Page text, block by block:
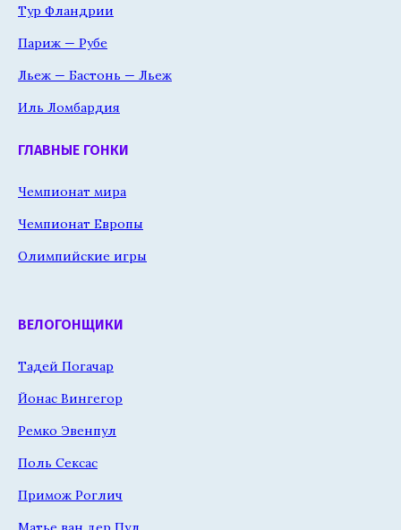
Тур Фландрии
Париж — Рубе
Льеж — Бастонь — Льеж
Иль Ломбардия
ГЛАВНЫЕ ГОНКИ
Чемпионат мира
Чемпионат Европы
Олимпийские игры
ВЕЛОГОНЩИКИ
Тадей Погачар
Йонас Вингегор
Ремко Эвенпул
Поль Сексас
Примож Роглич